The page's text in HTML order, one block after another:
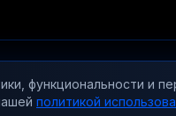
Александрович
функциональности и
политикой